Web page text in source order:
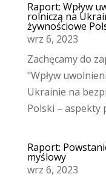
Raport: Wpływ
rolniczą na
żywnościowe
wrz 6, 2023
Zachęcamy do
"Wpływ
Ukrainie na
Polski – aspekty
Raport:
myślowy
wrz 6, 2023